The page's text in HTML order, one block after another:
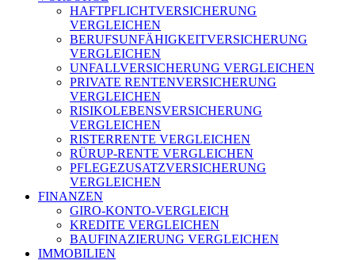
HAFTPFLICHTVERSICHERUNG
VERGLEICHEN
BERUFSUNFÄHIGKEITVERSICHERUNG
VERGLEICHEN
UNFALLVERSICHERUNG VERGLEICHEN
PRIVATE RENTENVERSICHERUNG
VERGLEICHEN
RISIKOLEBENSVERSICHERUNG
VERGLEICHEN
RISTERRENTE VERGLEICHEN
RÜRUP-RENTE VERGLEICHEN
PFLEGEZUSATZVERSICHERUNG
VERGLEICHEN
FINANZEN
GIRO-KONTO-VERGLEICH
KREDITE VERGLEICHEN
BAUFINAZIERUNG VERGLEICHEN
IMMOBILIEN